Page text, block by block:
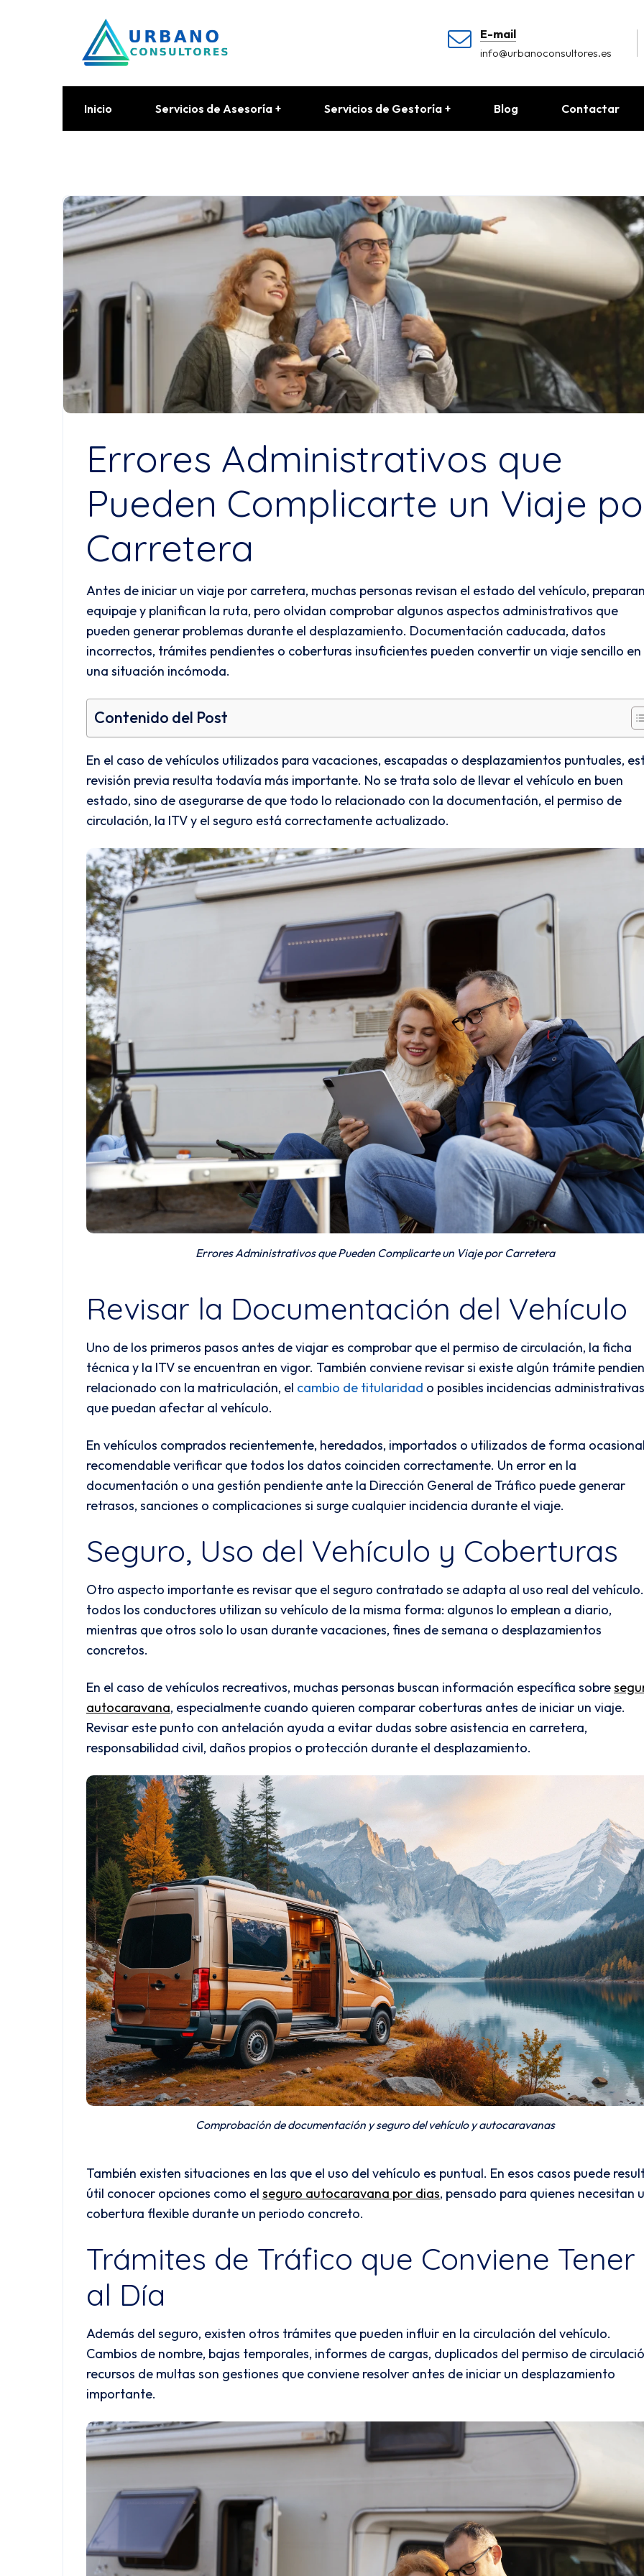
E-mail
info@urbanoconsultores.es
Inicio Servicios de Asesoría Servicios de Gestoría Blog Contactar
Errores Administrativos que
Pueden Complicarte un Viaje
Carretera
Antes de iniciar un viaje por carretera, muchas personas revisan el estado del vehículo,
equipaje y planifican la ruta, pero olvidan comprobar algunos aspectos administrativos que
pueden generar problemas durante el desplazamiento. Documentación caducada, datos
incorrectos, trámites pendientes o coberturas insuficientes pueden convertir un viaje sencillo en
una situación incómoda.
Contenido del Post
En el caso de vehículos utilizados para vacaciones, escapadas o desplazamientos puntuales,
revisión previa resulta todavía más importante. No se trata solo de llevar el vehículo en buen
estado, sino de asegurarse de que todo lo relacionado con la documentación, el permiso de
circulación, la ITV y el seguro está correctamente actualizado.
Errores Administrativos que Pueden Complicarte un Viaje por Carretera
Revisar la Documentación del Vehículo
Uno de los primeros pasos antes de viajar es comprobar que el permiso de circulación, la ficha
técnica y la ITV se encuentran en vigor. También conviene revisar si existe algún trámite
relacionado con la matriculación, el cambio de titularidad o posibles incidencias administrativas
que puedan afectar al vehículo.
En vehículos comprados recientemente, heredados, importados o utilizados de forma
recomendable verificar que todos los datos coinciden correctamente. Un error en la
documentación o una gestión pendiente ante la Dirección General de Tráfico puede generar
retrasos, sanciones o complicaciones si surge cualquier incidencia durante el viaje.
Seguro, Uso del Vehículo y Coberturas
Otro aspecto importante es revisar que el seguro contratado se adapta al uso real del
todos los conductores utilizan su vehículo de la misma forma: algunos lo emplean a diario,
mientras que otros solo lo usan durante vacaciones, fines de semana o desplazamientos
concretos.
En el caso de vehículos recreativos, muchas personas buscan información específica sobre
autocaravana, especialmente cuando quieren comparar coberturas antes de iniciar un viaje.
Revisar este punto con antelación ayuda a evitar dudas sobre asistencia en carretera,
responsabilidad civil, daños propios o protección durante el desplazamiento.
Comprobación de documentación y seguro del vehículo y autocaravanas
También existen situaciones en las que el uso del vehículo es puntual. En esos casos puede
útil conocer opciones como el seguro autocaravana por dias, pensado para quienes necesitan
cobertura flexible durante un periodo concreto.
Trámites de Tráfico que Conviene Tener
al Día
Además del seguro, existen otros trámites que pueden influir en la circulación del vehículo.
Cambios de nombre, bajas temporales, informes de cargas, duplicados del permiso de
recursos de multas son gestiones que conviene resolver antes de iniciar un desplazamiento
importante.